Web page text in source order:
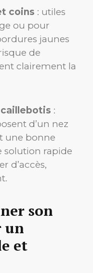
coins : utiles
ou pour
jaunes
de
clairement la
caillebotis :
d’un nez
une bonne
solution rapide
d’accès,
son
un
et